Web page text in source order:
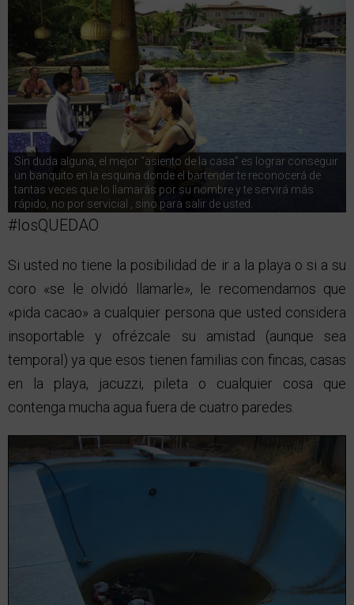
Sin duda alguna, el mejor “asiento de la casa” es lograr conseguir
un banquito en la esquina donde el bartender te reconocerá de
tantas veces que lo llamarás por su nombre y te servirá más
rápido, no por servicial , sino para salir de usted.
#losQUEDAO
Si usted no tiene la posibilidad de ir a la playa o si a su
coro «se le olvidó llamarle», le recomendamos que
«pida cacao» a cualquier persona que usted considera
insoportable y ofrézcale su amistad (aunque sea
temporal) ya que esos tienen familias con fincas, casas
en la playa, jacuzzi, pileta o cualquier cosa que
contenga mucha agua fuera de cuatro paredes.